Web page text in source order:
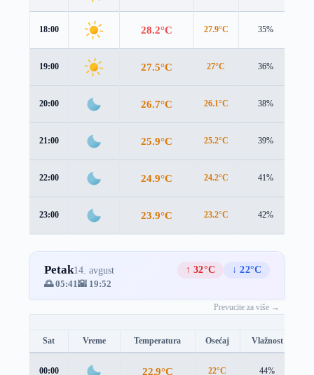
18:00 28.2°C 27.9°C 35%
19:00 27.5°C 27°C 36%
20:00 26.7°C 26.1°C 38%
21:00 25.9°C 25.2°C 39%
22:00 24.9°C 24.2°C 41%
23:00 23.9°C 23.2°C 42%
Petak14. avgust ↑ 32°C
↓ 22°C
🌅 05:41🌇 19:52
Prevucite za više →
Sat Vreme Temperatura Osećaj Vlažnost
00:00 22.9°C 22°C 44%